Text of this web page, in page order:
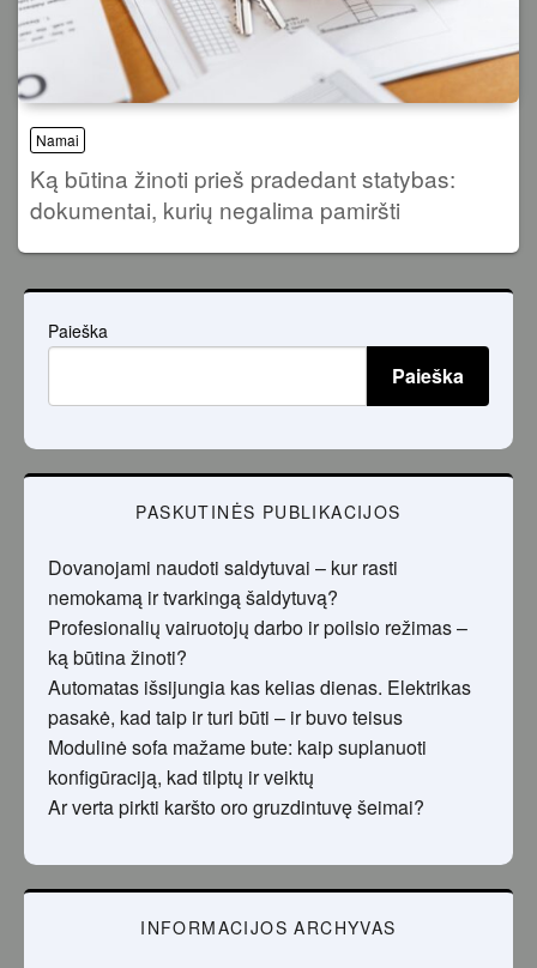
Namai
Ką būtina žinoti prieš pradedant statybas:
dokumentai, kurių negalima pamiršti
Paieška
Paieška
PASKUTINĖS PUBLIKACIJOS
Dovanojami naudoti saldytuvai – kur rasti
nemokamą ir tvarkingą šaldytuvą?
Profesionalių vairuotojų darbo ir poilsio režimas –
ką būtina žinoti?
Automatas išsijungia kas kelias dienas. Elektrikas
pasakė, kad taip ir turi būti – ir buvo teisus
Modulinė sofa mažame bute: kaip suplanuoti
konfigūraciją, kad tilptų ir veiktų
Ar verta pirkti karšto oro gruzdintuvę šeimai?
INFORMACIJOS ARCHYVAS